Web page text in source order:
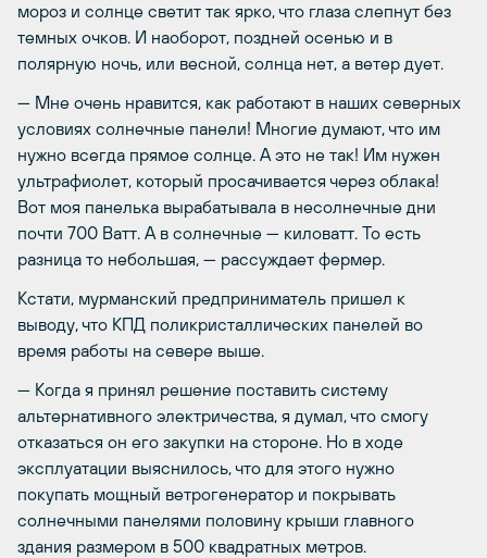
мороз и солнце светит так ярко, что глаза слепнут без
темных очков. И наоборот, поздней осенью и в
полярную ночь, или весной, солнца нет, а ветер дует.
— Мне очень нравится, как работают в наших северных
условиях солнечные панели! Многие думают, что им
нужно всегда прямое солнце. А это не так! Им нужен
ультрафиолет, который просачивается через облака!
Вот моя панелька вырабатывала в несолнечные дни
почти 700 Ватт. А в солнечные — киловатт. То есть
разница то небольшая, — рассуждает фермер.
Кстати, мурманский предприниматель пришел к
выводу, что КПД поликристаллических панелей во
время работы на севере выше.
— Когда я принял решение поставить систему
альтернативного электричества, я думал, что смогу
отказаться он его закупки на стороне. Но в ходе
эксплуатации выяснилось, что для этого нужно
покупать мощный ветрогенератор и покрывать
солнечными панелями половину крыши главного
здания размером в 500 квадратных метров.